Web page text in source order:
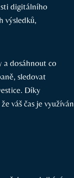
digitálního
výsledků,
a dosáhnout co
sledovat
Díky
váš čas je využíván